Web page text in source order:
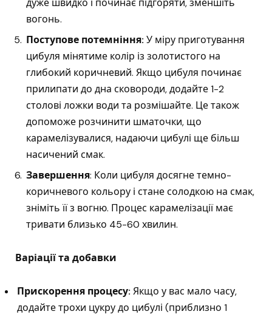
дуже швидко і починає підгоряти, зменшіть
вогонь.
Поступове потемніння: У міру приготування
цибуля мінятиме колір із золотистого на
глибокий коричневий. Якщо цибуля починає
прилипати до дна сковороди, додайте 1-2
столові ложки води та розмішайте. Це також
допоможе розчинити шматочки, що
карамелізувалися, надаючи цибулі ще більш
насичений смак.
Завершення: Коли цибуля досягне темно-
коричневого кольору і стане солодкою на смак,
зніміть її з вогню. Процес карамелізації має
тривати близько 45-60 хвилин.
Варіації та добавки
Прискорення процесу: Якщо у вас мало часу,
додайте трохи цукру до цибулі (приблизно 1